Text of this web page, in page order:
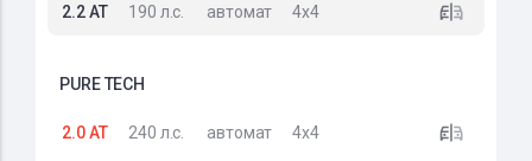
2.2 AT 190 л.с. автомат 4x4
PURE TECH
2.0 AT 240 л.с. автомат 4x4